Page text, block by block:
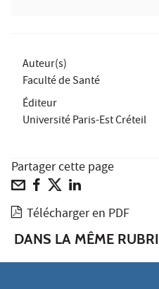
Auteur(s)
Faculté de Santé
Éditeur
Université Paris-Est Créteil
Partager cette page
Télécharger en PDF
DANS LA MÊME